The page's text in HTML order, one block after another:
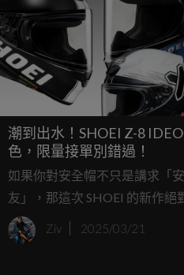
潮到出水！SHOEI Z-8
色，限量接單別錯過！
如果你對安全帽不只是講求「
友」，那這次 SHOEI 的新作絕
首次亮相之後，SHOEI 旗下高
再度回歸，並推出兩款令人眼
Ziv 2025/03/21